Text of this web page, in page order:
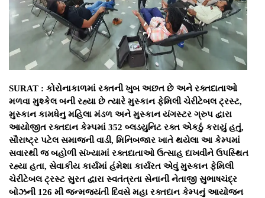
SURAT : કોરોનાકાળમાં રક્તની ખુબ અછત છે અને રક્તદાતાઓ
મળવા મુશ્કેલ બની રહ્યા છે ત્યારે મુસ્કાન ફેમિલી ચેરીટેબલ ટ્રસ્ટ,
મુસ્કાન કામધેનુ મહિલા મંડળ અને મુસ્કાન યંગસ્ટર ગ્રુપ દ્વારા
આયોજીત રક્તદાન કેમ્પમાં 352 બ્લડયુનિટ રક્ત એકઠું કરાયું હતું,
સૌરાષ્ટ્ર પટેલ સમાજની વાડી, મિનિબજાર ખાતે થયેલા આ કેમ્પમાં
સવારથી જ બહોળી સંખ્યામાં રક્તદાતાઓ ઉત્સાહ દાખવીને ઉપસ્થિત
રહ્યા હતા, સેવાકીય કાર્યમાં હંમેશા કાર્યરત એવું મુસ્કાન ફેમિલી
ચેરીટેબલ ટ્રસ્ટ સુરત દ્વારા સ્વતંત્રતા સેનાની નેતાજી સુભાષચંદ્ર
બોઝની 126 મી જન્મજયંતી દિવસે મહા રક્તદાન કેમ્પનું આયોજન